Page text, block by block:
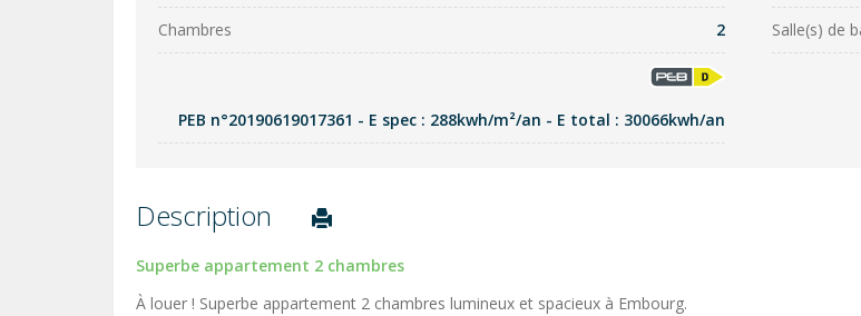
Chambres 2 Salle(s) de
PEB n°20190619017361 - E spec : 288kwh/m²/an - E total : 30066kwh/an
Description
Superbe appartement 2 chambres
À louer ! Superbe appartement 2 chambres lumineux et spacieux à Embourg.